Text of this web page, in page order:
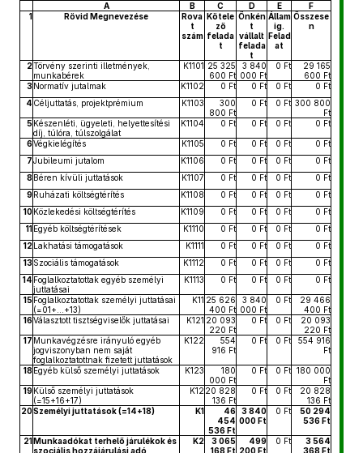
A B C D E
F
1
Rövid Megnevezése
Rova
t
szám
Kötele
ző
felada
t
Önkén
t
vállalt
felada
t
Állam
ig.
Felad
at
Összese
n
2Törvény szerinti illetmények,
munkabérek
K1101 25 325
600 Ft
3 840
000 Ft
0 Ft
29 165
600 Ft
3Normatív jutalmak K1102 0 Ft 0 Ft 0 Ft
0 Ft
4 Céljuttatás, projektprémium K1103
300
800 Ft
0 Ft 0 Ft 300 800
Ft
5Készenléti, ügyeleti, helyettesítési
díj, túlóra, túlszolgálat
K1104 0 Ft 0 Ft 0 Ft 0 Ft
6Végkielégítés K1105 0 Ft 0 Ft 0 Ft
0 Ft
7Jubileumi jutalom K1106 0 Ft 0 Ft 0 Ft
0 Ft
8Béren kívüli juttatások K1107 0 Ft 0 Ft 0 Ft
0 Ft
9Ruházati költségtérítés K1108 0 Ft 0 Ft 0 Ft
0 Ft
10 Közlekedési költségtérítés K1109 0 Ft 0 Ft 0 Ft
0 Ft
11Egyéb költségtérítések K1110 0 Ft 0 Ft 0 Ft
0 Ft
12Lakhatási támogatások K1111 0 Ft 0 Ft 0 Ft
0 Ft
13Szociális támogatások K1112 0 Ft 0 Ft 0 Ft
0 Ft
14 Foglalkoztatottak egyéb személyi
juttatásai
K1113 0 Ft 0 Ft 0 Ft 0 Ft
15Foglalkoztatottak személyi juttatásai
(=01+...+13)
K11 25 626
400 Ft
3 840
000 Ft
0 Ft
29 466
400 Ft
16Választott tisztségviselők juttatásai K121 20 093
220 Ft
0 Ft 0 Ft
20 093
220 Ft
17 Munkavégzésre irányuló egyéb
jogviszonyban nem saját
foglalkoztatottnak fizetett juttatások
K122
554
916 Ft
0 Ft 0 Ft
554 916
Ft
18Egyéb külső személyi juttatások K123
180
000 Ft
0 Ft 0 Ft 180 000
Ft
19Külső személyi juttatások
(=15+16+17)
K12 20 828
136 Ft
0 Ft 0 Ft
20 828
136 Ft
20Személyi juttatások (=14+18) K1
46
454
536 Ft
3 840
000 Ft
0 Ft
50 294
536 Ft
21Munkaadókat terhelő járulékok és
szociális hozzájárulási adó
K2
3 065
168 Ft
499
200 Ft
0 Ft
3 564
368 Ft